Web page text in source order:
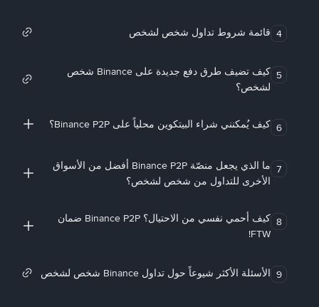
4 قائمة شروط تداول شخص لشخص
5
كيف تضيف طرق دفع جديدة على Binance شخص
لشخص؟
6 كيف يُمكنني شراء البيتكوين محلياً على Binance P2P؟
7
ما الذي يجعل منصّة Binance P2P أفضل من الأسواق
الأخرى للتداول من شخص لشخص؟
8
كيف أحمي نفسي من الاحتيال؟ Binance P2P ضمان
FTW!
9 الأسئلة الأكثر شيوعاً حول تداول Binance شخص لشخص